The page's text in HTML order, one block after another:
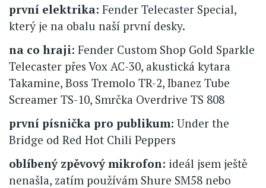
první elektrika: Fender Telecaster Special,
který je na obalu naší první desky.
na co hraji: Fender Custom Shop Gold Sparkle
Telecaster přes Vox AC-30, akustická kytara
Takamine, Boss Tremolo TR-2, Ibanez Tube
Screamer TS-10, Smrčka Overdrive TS 808
první písnička pro publikum: Under the
Bridge od Red Hot Chili Peppers
oblíbený zpěvový mikrofon: ideál jsem ještě
nenašla, zatím používám Shure SM58 nebo